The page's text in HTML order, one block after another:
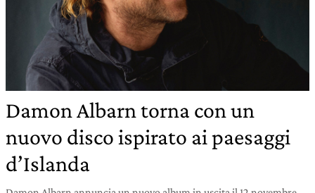
Damon Albarn torna con un
nuovo disco ispirato ai paesaggi
d’Islanda